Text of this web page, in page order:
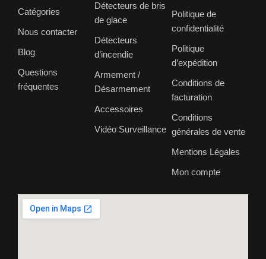
Catégories
Nous contacter
Blog
Questions
fréquentes
Détecteurs de bris
de glace
Détecteurs
d’incendie
Armement /
Désarmement
Accessoires
Vidéo Surveillance
Politique de
confidentialité
Politique
d’expédition
Conditions de
facturation
Conditions
générales de vente
Mentions Légales
Mon compte